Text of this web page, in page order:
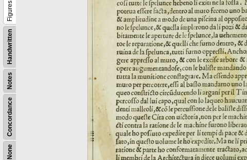
None
Concordance
Notes
Handwritten
Figures